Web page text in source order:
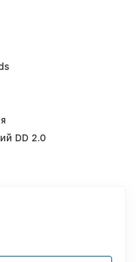
DD 2.0